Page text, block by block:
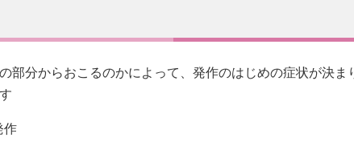
部分からおこるのかによって、発作のはじめの症状が決
作